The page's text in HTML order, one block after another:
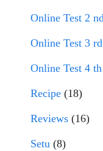
Online Test 2
Online Test 3
Online Test 4
Recipe (18)
Reviews (16)
Setu (8)